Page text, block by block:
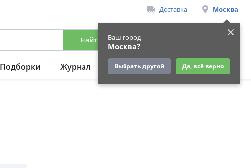
Доставка Москва
Ваш город —
Москва?
Выбрать другой Да, всё верно
Найти Вход
Подборки Журнал Подарки Ещё